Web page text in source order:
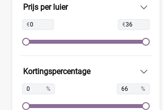
Bumblies (0)
Confy (0)
(0)
Europrofit (0)
GhaZoo (0)
(0)
Prijs per luier
€ €
Kortingspercentage
% %